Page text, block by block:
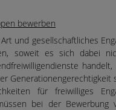
bewerben
und gesellschaftliches
soweit es sich dabei
Generationengerechtigkeit
für freiwilliges
bei der Bewerbung